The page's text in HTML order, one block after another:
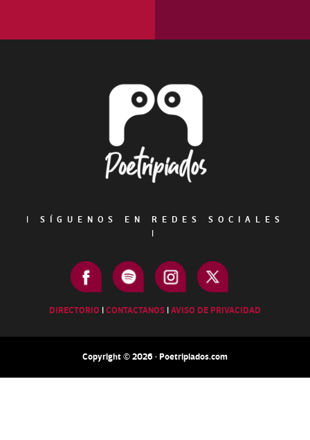
|
SÍGUENOS EN REDES SOCIALES
|
DIRECTORIO |CONTACTANOS |AVISO DE PRIVACIDAD
Copyright © 2026 · Poetripiados.com